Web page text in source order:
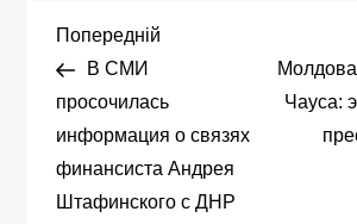
Н
а
в
і
Попередній
запис
Попередній
В СМИ
просочилась
информация о связях
финансиста Андрея
Штафинского с ДНР
Чауса: